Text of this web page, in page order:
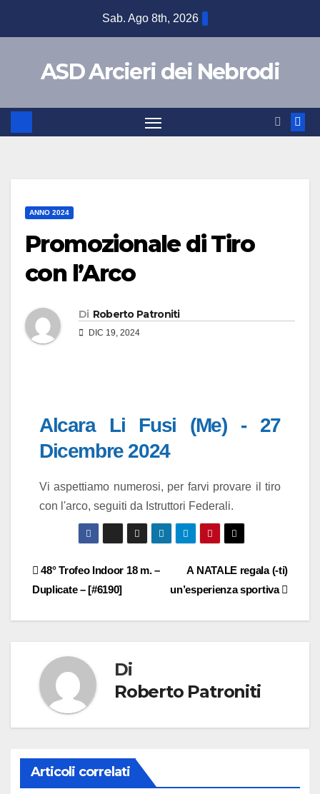
Sab. Ago 8th, 2026
ASD Arcieri dei Nebrodi
ANNO 2024
Promozionale di Tiro
con l’Arco
Di Roberto Patroniti
DIC 19, 2024
Alcara Li Fusi (Me) - 27
Dicembre 2024
Vi aspettiamo numerosi, per farvi provare il tiro
con l'arco, seguiti da Istruttori Federali.
A NATALE regala (-ti)
un’esperienza sportiva
48° Trofeo Indoor 18 m. –
Duplicate – [#6190]
Di
Roberto Patroniti
Articoli correlati